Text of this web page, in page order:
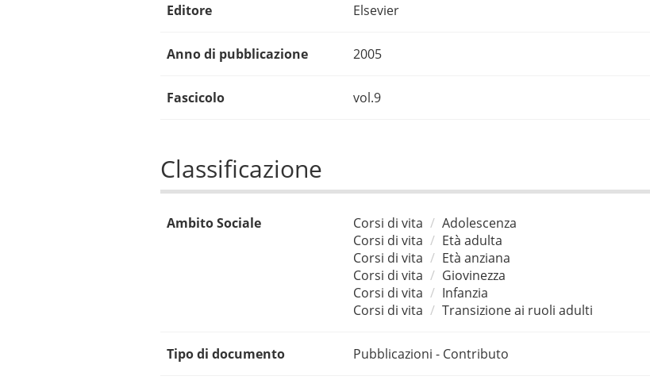
Editore Elsevier
Anno di pubblicazione 2005
Fascicolo vol.9
Classificazione
Ambito Sociale Corsi di vita
Adolescenza
Corsi di vita
Età adulta
Corsi di vita
Età anziana
Corsi di vita
Giovinezza
Corsi di vita
Infanzia
Corsi di vita
Transizione ai ruoli adulti
Tipo di documento Pubblicazioni - Contributo